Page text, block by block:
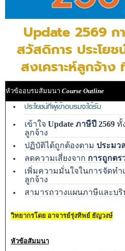
Update 2569 ก
สวัสดิการ ประโย
สงเคราะห์ลูกจ้า
หัวข้ออบรมสัมมนา Course Outline
ประโยชน์ที่ผู้เข้าอบรมจะได้รับ
เข้าใจ Update ภาษีปี 2569 ทั้
ลูกจ้าง
ปฏิบัติได้ถูกต้องตาม ประมว
ลดความเสี่ยงจาก การถูกตร
เพิ่มความมั่นใจในการจัดทำ
ลูกจ้าง
สามารถวางแผนภาษีและบ
วิทยากรโดย อาจารย์รุ่งทิพย์ ธัญวงษ์
หัวข้อสัมมนา